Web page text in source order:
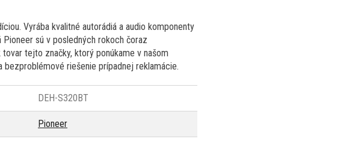
Vyrába kvalitné autorádiá a audio komponenty
sú v posledných rokoch čoraz
tejto značky, ktorý ponúkame v našom
riešenie prípadnej reklamácie.
DEH-S320BT
Pioneer